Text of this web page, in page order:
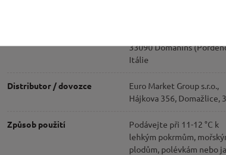
33090 Domanins
Itálie
Distributor / dovozce
Euro Market Group s.r.o.,
Hájkova 356, Domažlice,
Způsob použití
Podávejte při 11-12 °C k
lehkým pokrmům,
plodům, polévkám nebo